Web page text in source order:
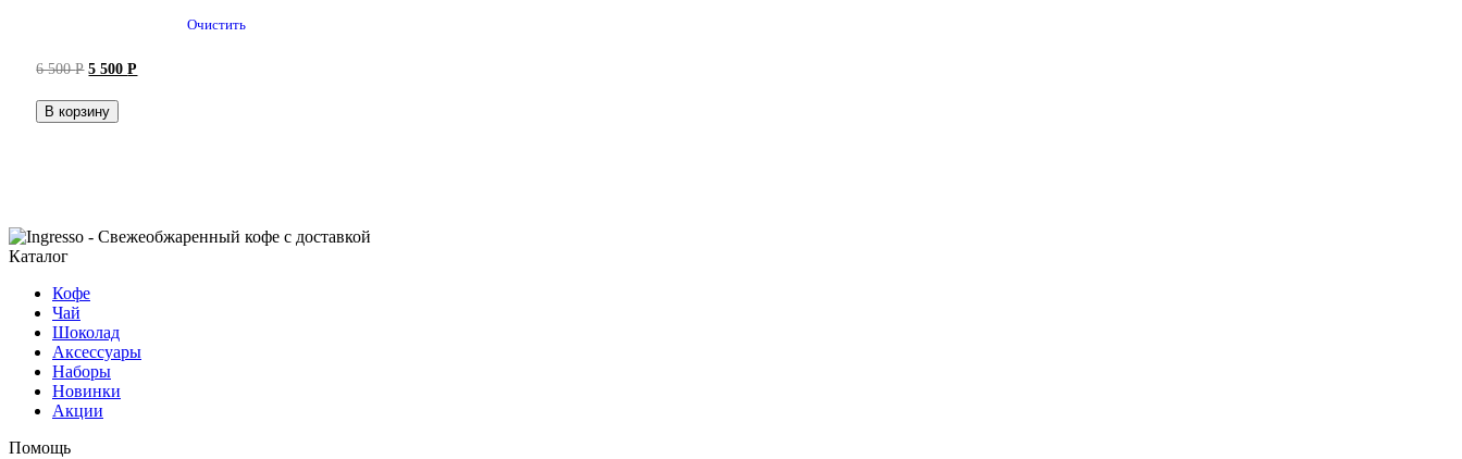
Очистить
6 500Р Первоначальная
составляла
6 500 руб..
5 500Р
В корзину
Каталог
Кофе
Чай
Шоколад
Аксессуары
Наборы
Новинки
Акции
Помощь